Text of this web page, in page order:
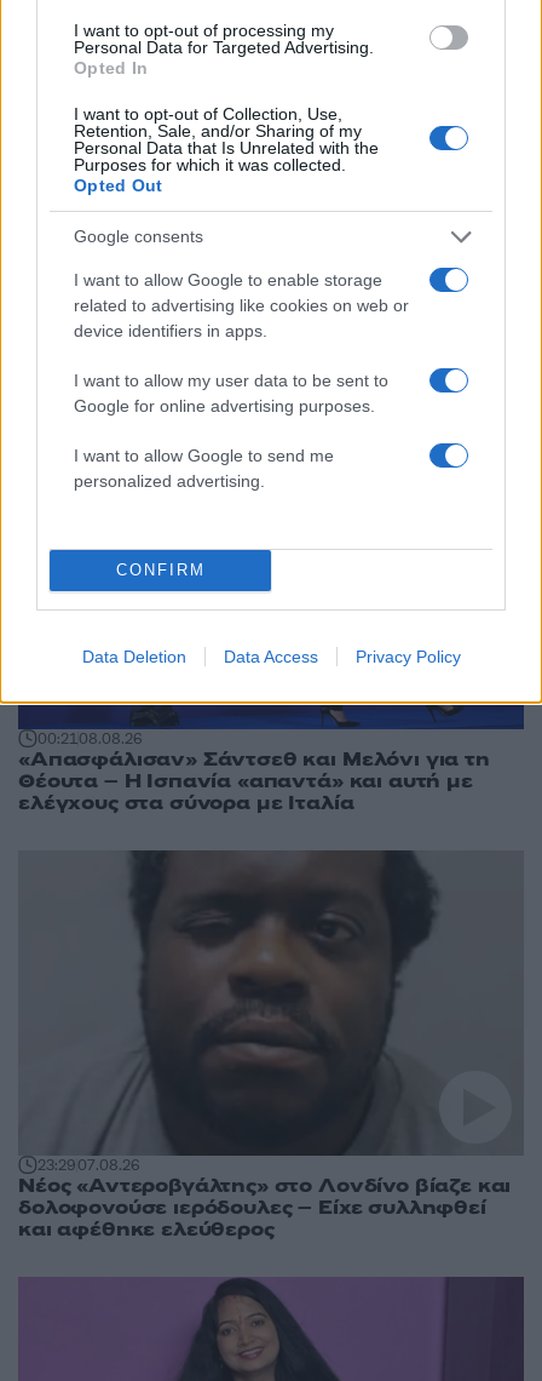
I want to opt-out of processing my
Personal Data for Targeted Advertising.
Opted In
I want to opt-out of Collection, Use,
Retention, Sale, and/or Sharing of my
Personal Data that Is Unrelated with the
Purposes for which it was collected.
Opted Out
Google consents
I want to allow Google to enable storage
related to advertising like cookies on web or
device identifiers in apps.
I want to allow my user data to be sent to
Google for online advertising purposes.
I want to allow Google to send me
personalized advertising.
CONFIRM
Data Deletion Data Access Privacy Policy
ισχυρότερα επεισόδια των τελευταίων 50
χρόνων»
Aναστέλλονται τα τακτικά ραντεβού του
αγγειοχειρουργού του νοσοκομείου
Χανίων επειδή κλάπηκε το μηχανάκι του
γιατρού
Κόσμος: Περισσότερα
00:2108.08.26
«Απασφάλισαν» Σάντσεθ και Μελόνι για τη
Θέουτα – Η Ισπανία «απαντά» και αυτή με
ελέγχους στα σύνορα με Ιταλία
23:2907.08.26
Νέος «Αντεροβγάλτης» στο Λονδίνο βίαζε και
δολοφονούσε ιερόδουλες – Είχε συλληφθεί
και αφέθηκε ελεύθερος